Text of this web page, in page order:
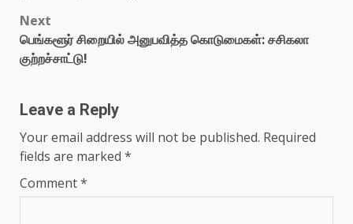
Next
பெங்களூர் சிறையில் அனுபவித்த கொடுமைகள்: சசிகலா
குற்றச்சாட்டு!
Leave a Reply
Your email address will not be published. Required
fields are marked *
Comment*